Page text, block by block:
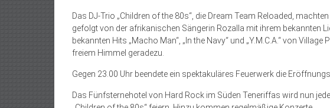
Das DJ-Trio „Children of the 80s“, die Dream Team Reloaded,
gefolgt von der afrikanischen Sängerin Rozalla mit ihrem bekannten
bekannten Hits „Macho Man“, „In the Navy“ und „Y.M.C.A.“ von
freiem Himmel geradezu.
Gegen 23.00 Uhr beendete ein spektakuläres Feuerwerk die
Das Fünfsternehotel von Hard Rock im Süden Teneriffas wird nun